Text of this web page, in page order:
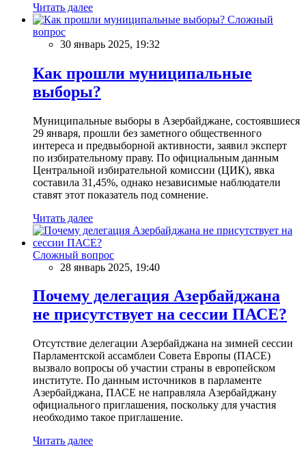
Читать далее
Сложный
вопрос
30 январь 2025, 19:32
Как прошли муниципальные
выборы?
Муниципальные выборы в Азербайджане, состоявшиеся
29 января, прошли без заметного общественного
интереса и предвыборной активности, заявил эксперт
по избирательному праву. По официальным данным
Центральной избирательной комиссии (ЦИК), явка
составила 31,45%, однако независимые наблюдатели
ставят этот показатель под сомнение.
Читать далее
Сложный вопрос
28 январь 2025, 19:40
Почему делегация Азербайджана
не присутствует на сессии ПАСЕ?
Отсутствие делегации Азербайджана на зимней сессии
Парламентской ассамблеи Совета Европы (ПАСЕ)
вызвало вопросы об участии страны в европейском
институте. По данным источников в парламенте
Азербайджана, ПАСЕ не направляла Азербайджану
официального приглашения, поскольку для участия
необходимо такое приглашение.
Читать далее